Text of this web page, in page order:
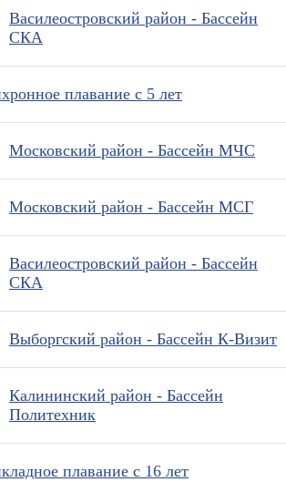
Василеостровский район - Бассейн
СКА
плавание с 5 лет
Московский район - Бассейн МЧС
Московский район - Бассейн МСГ
Василеостровский район - Бассейн
СКА
Выборгский район - Бассейн К-Визит
Калининский район - Бассейн
Политехник
плавание с 16 лет